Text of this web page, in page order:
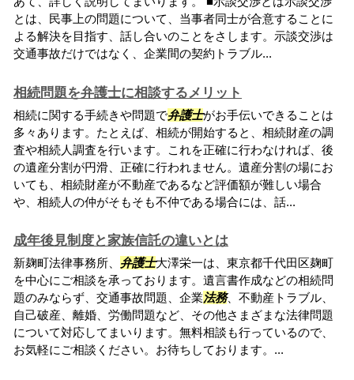
とは、民事上の問題について、当事者同士が合意することに
よる解決を目指す、話し合いのことをさします。示談交渉は
交通事故だけではなく、企業間の契約トラブル...
相続問題を弁護士に相談するメリット
相続に関する手続きや問題で弁護士がお手伝いできることは
多々あります。たとえば、相続が開始すると、相続財産の調
査や相続人調査を行います。これを正確に行わなければ、後
の遺産分割が円滑、正確に行われません。遺産分割の場にお
いても、相続財産が不動産であるなど評価額が難しい場合
や、相続人の仲がそもそも不仲である場合には、話...
成年後見制度と家族信託の違いとは
新麹町法律事務所、 弁護士大澤栄一は、東京都千代田区麹町
を中心にご相談を承っております。遺言書作成などの相続問
題のみならず、交通事故問題、企業法務、不動産トラブル、
自己破産、離婚、労働問題など、その他さまざまな法律問題
について対応してまいります。無料相談も行っているので、
お気軽にご相談ください。お待ちしております。...